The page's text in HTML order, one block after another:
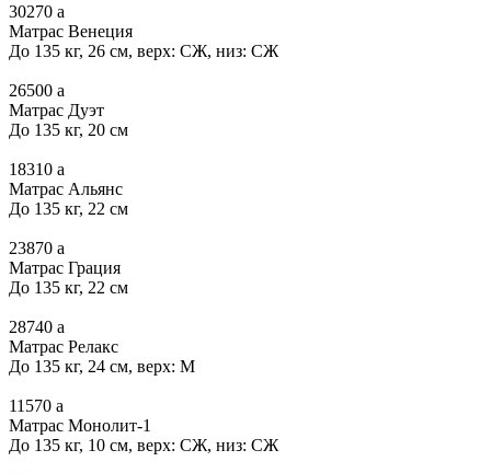
30270 a
Матрас Венеция
До 135 кг, 26 см, верх: СЖ, низ: СЖ
26500 a
Матрас Дуэт
До 135 кг, 20 см
18310 a
Матрас Альянс
До 135 кг, 22 см
23870 a
Матрас Грация
До 135 кг, 22 см
28740 a
Матрас Релакс
До 135 кг, 24 см, верх: М
11570 a
Матрас Монолит-1
До 135 кг, 10 см, верх: СЖ, низ: СЖ